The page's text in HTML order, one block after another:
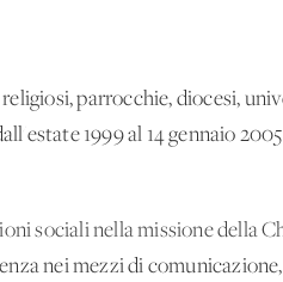
parrocchie, diocesi,
1999 al 14 gennaio
sociali nella missione della
nei mezzi di